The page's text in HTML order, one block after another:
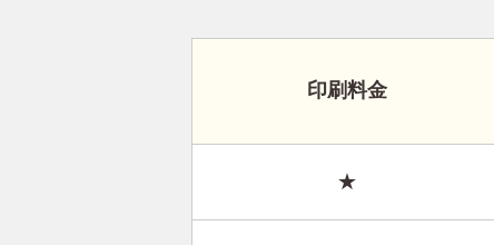
印刷料金
★